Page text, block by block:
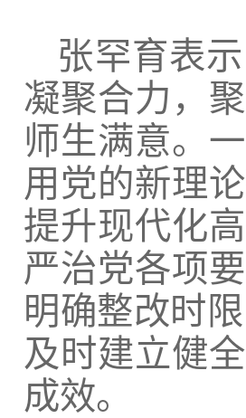
张罕育表
凝聚合力，
师生满意。
用党的新理
提升现代化
严治党各项
明确整改时
及时建立健
成效。